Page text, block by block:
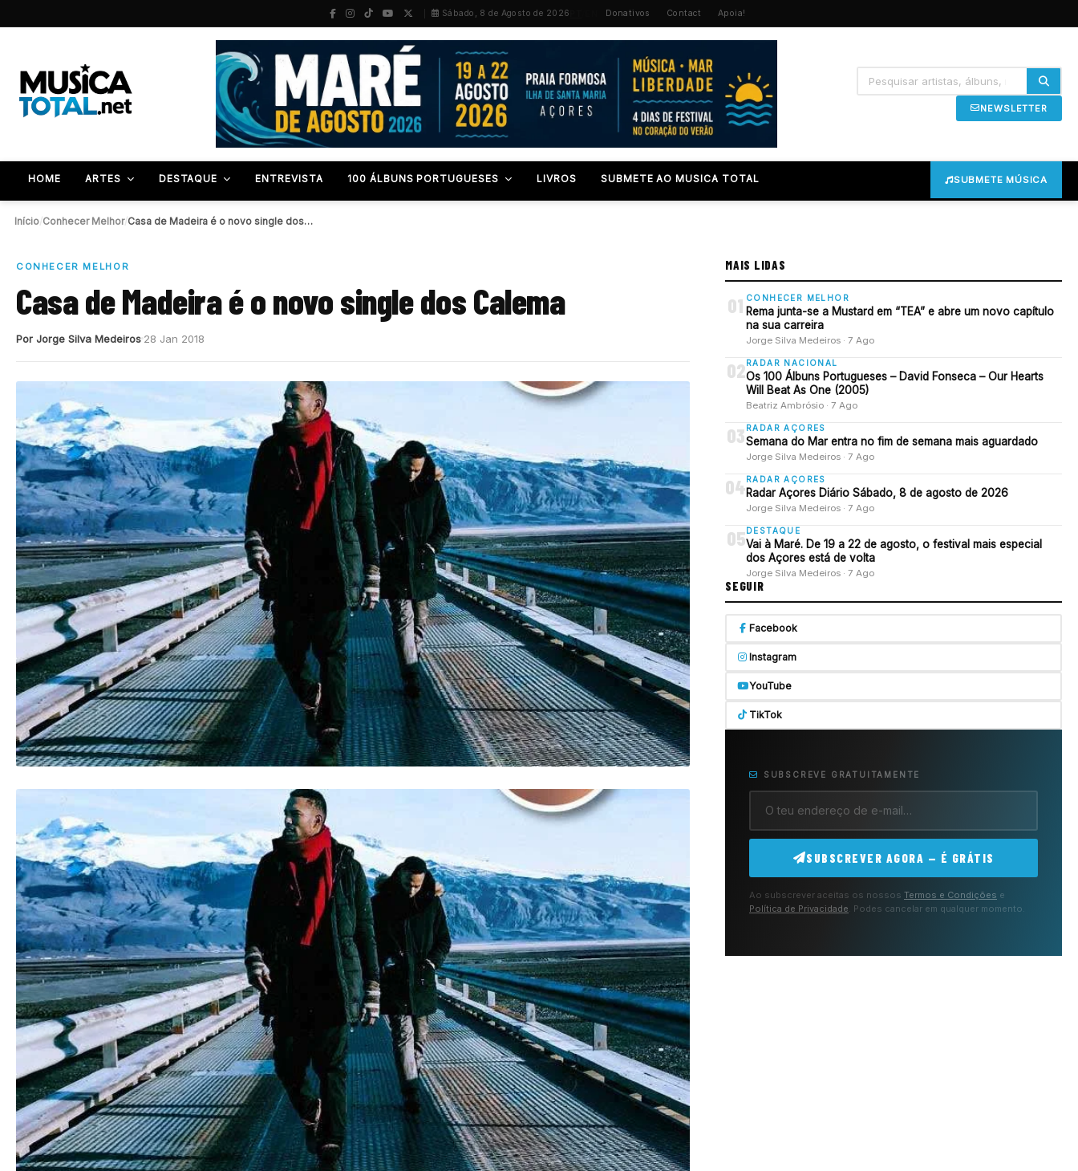
Sábado, 8 de Agosto de 2026 Donativos Contact Apoia!
NEWSLETTER
HOME ARTES DESTAQUE ENTREVISTA 100 ÁLBUNS PORTUGUESES LIVROS SUBMETE AO MUSICA TOTAL SUBMETE MÚSICA
Início Conhecer Melhor/ Casa de Madeira é o novo single dos…
CONHECER MELHOR
Casa de Madeira é o novo single dos Calema
Por Jorge Silva Medeiros 28 Jan 2018
MAIS LIDAS
01 CONHECER MELHOR
Rema junta-se a Mustard em “TEA” e abre um novo capítulo
na sua carreira
Jorge Silva Medeiros · 7 Ago
02 RADAR NACIONAL
Os 100 Álbuns Portugueses – David Fonseca – Our Hearts
Will Beat As One (2005)
Beatriz Ambrósio · 7 Ago
03 RADAR AÇORES
Semana do Mar entra no fim de semana mais aguardado
Jorge Silva Medeiros · 7 Ago
04RADAR AÇORES
Radar Açores Diário Sábado, 8 de agosto de 2026
Jorge Silva Medeiros · 7 Ago
05 DESTAQUE
Vai à Maré. De 19 a 22 de agosto, o festival mais especial
dos Açores está de volta
Jorge Silva Medeiros · 7 Ago
SEGUIR
Facebook
Instagram
YouTube
TikTok
SUBSCREVE GRATUITAMENTE
SUBSCREVER AGORA — É GRÁTIS
Ao subscrever aceitas os nossos Termos e Condições e
Política de Privacidade . Podes cancelar em qualquer momento.